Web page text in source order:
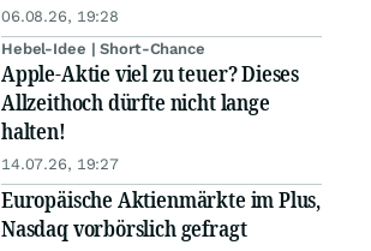
06.08.26, 19:28
Hebel-Idee | Short-Chance
Apple-Aktie viel zu teuer? Dieses
Allzeithoch dürfte nicht lange
halten!
14.07.26, 19:27
Europäische Aktienmärkte im Plus,
Nasdaq vorbörslich gefragt